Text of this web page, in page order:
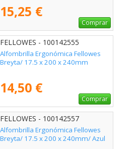
15,25 €
Comprar
FELLOWES - 100142555
Alfombrilla Ergonómica Fellowes
Breyta/ 17.5 x 200 x 240mm
14,50 €
Comprar
FELLOWES - 100142557
Alfombrilla Ergonómica Fellowes
Breyta/ 17.5 x 200 x 240mm/ Azul